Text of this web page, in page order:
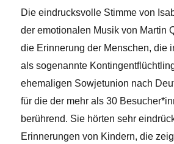
Die eindrucksvolle Stimme von
der emotionalen Musik von Martin
die Erinnerung der Menschen, die
als sogenannte
ehemaligen Sowjetunion nach
für die der mehr als 30
berührend. Sie hörten sehr
Erinnerungen von Kindern, die